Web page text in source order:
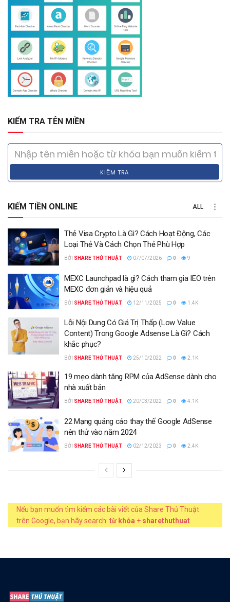
KIỂM TRA TÊN MIỀN
KIỂM TRA
KIẾM TIỀN ONLINE ALL
Thẻ Visa Crypto Là Gì? Cách Hoạt Động, Các
Loại Thẻ Và Cách Chọn Thẻ Phù Hợp
BỞI SHARE THỦ THUẬT 07/07/2026 0 9
MEXC Launchpad là gì? Cách tham gia IEO trên
MEXC đơn giản và hiệu quả
BỞI SHARE THỦ THUẬT 12/11/2025 0 1.4K
Lỗi Nội Dung Có Giá Trị Thấp (Low Value
Content) Trong Google Adsense Là Gì? Cách
khắc phục?
BỞI SHARE THỦ THUẬT 25/10/2022 0 2.1K
19 mẹo dành tăng RPM của AdSense dành cho
nhà xuất bản
BỞI SHARE THỦ THUẬT 20/03/2022 0 4.1K
22 Mạng quảng cáo thay thế Google AdSense
nên thử vào năm 2024
BỞI SHARE THỦ THUẬT 02/12/2023 0 2.4K
Nếu bạn muốn tìm kiếm các bài viết của Share Thủ Thuật
trên Google, bạn hãy search: từ khóa + sharethuthuat